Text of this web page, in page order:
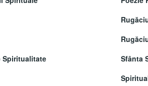
Spiritualitate
Sfânta